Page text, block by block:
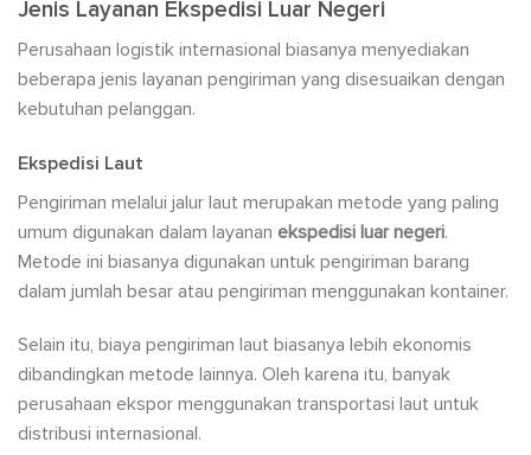
Jenis Layanan Ekspedisi Luar Negeri
Perusahaan logistik internasional biasanya menyediakan
beberapa jenis layanan pengiriman yang disesuaikan dengan
kebutuhan pelanggan.
Ekspedisi Laut
Pengiriman melalui jalur laut merupakan metode yang paling
umum digunakan dalam layanan ekspedisi luar negeri.
Metode ini biasanya digunakan untuk pengiriman barang
dalam jumlah besar atau pengiriman menggunakan kontainer.
Selain itu, biaya pengiriman laut biasanya lebih ekonomis
dibandingkan metode lainnya. Oleh karena itu, banyak
perusahaan ekspor menggunakan transportasi laut untuk
distribusi internasional.